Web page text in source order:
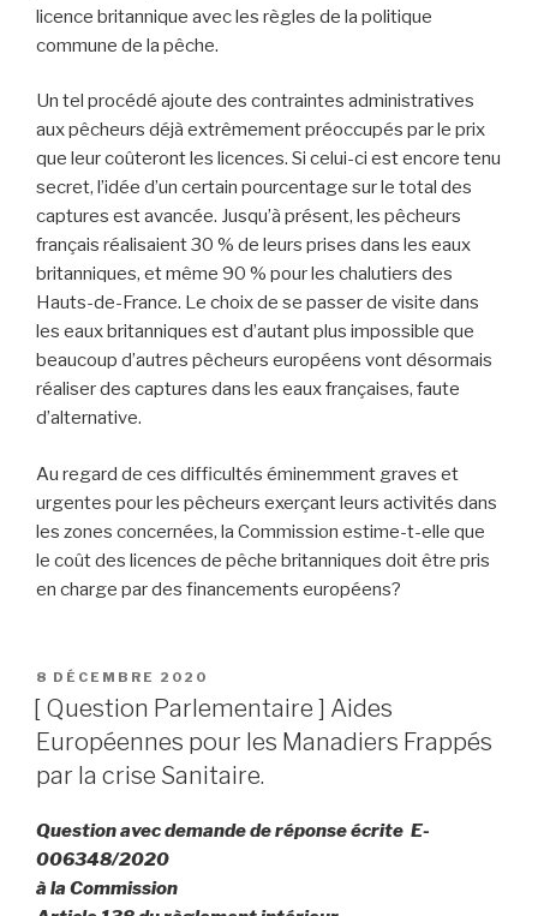
licence britannique avec les règles de la politique
commune de la pêche.
Un tel procédé ajoute des contraintes administratives
aux pêcheurs déjà extrêmement préoccupés par le prix
que leur coûteront les licences. Si celui-ci est encore tenu
secret, l’idée d’un certain pourcentage sur le total des
captures est avancée. Jusqu’à présent, les pêcheurs
français réalisaient 30 % de leurs prises dans les eaux
britanniques, et même 90 % pour les chalutiers des
Hauts-de-France. Le choix de se passer de visite dans
les eaux britanniques est d’autant plus impossible que
beaucoup d’autres pêcheurs européens vont désormais
réaliser des captures dans les eaux françaises, faute
d’alternative.
Au regard de ces difficultés éminemment graves et
urgentes pour les pêcheurs exerçant leurs activités dans
les zones concernées, la Commission estime-t-elle que
le coût des licences de pêche britanniques doit être pris
en charge par des financements européens?
PUBLIÉ
LE
8 DÉCEMBRE 2020
[ Question Parlementaire ] Aides
Européennes pour les Manadiers Frappés
par la crise Sanitaire.
Question avec demande de réponse écrite E-
006348/2020
à la Commission